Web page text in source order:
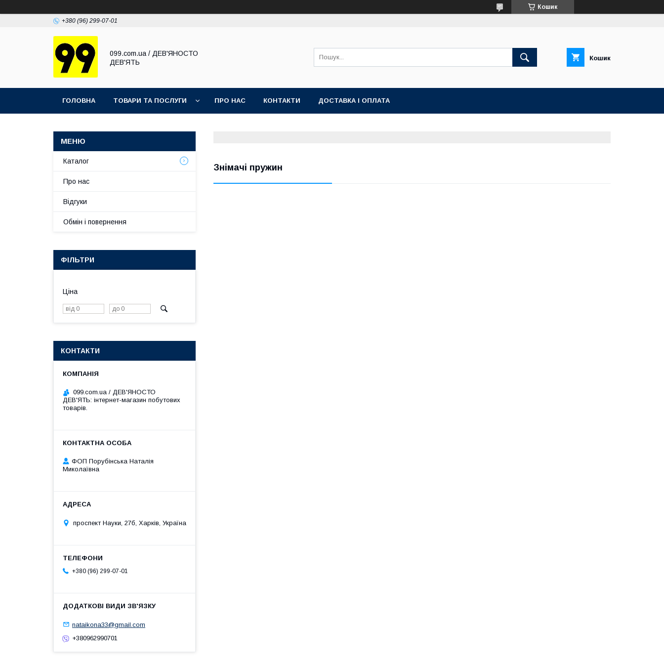
Кошик
+380 (96) 299-07-01
099.com.ua / ДЕВ'ЯНОСТО
ДЕВ'ЯТЬ
Кошик
ГОЛОВНА ТОВАРИ ТА ПОСЛУГИ ПРО НАС КОНТАКТИ ДОСТАВКА І ОПЛАТА
Знімачі пружин
Каталог
Про нас
Відгуки
Обмін і повернення
ФІЛЬТРИ
Ціна
КОНТАКТИ
099.com.ua / ДЕВ'ЯНОСТО
ДЕВ'ЯТЬ: інтернет-магазин побутових
товарів.
ФОП Порубінська Наталія
Миколаївна
проспект Науки, 27б, Харків, Україна
+380 (96) 299-07-01
nataikona33@gmail.com
+380962990701